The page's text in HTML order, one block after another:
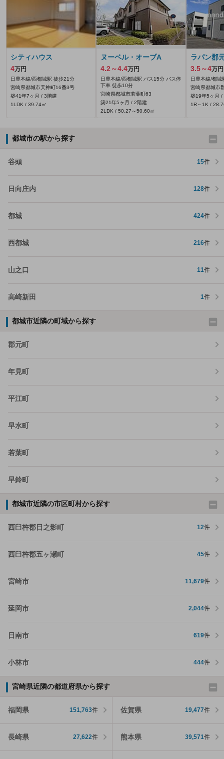
シティハウス
4万円
日豊本線/西都城駅 徒歩21分
宮崎県都城市天神町16番3号
築41年7ヶ月 / 3階建
1LDK / 39.74㎡
ヌーベル・オーブA
4.2～4.4万円
日豊本線/西都城駅 バス15分 バス停
下車 徒歩10分
宮崎県都城市若葉町63
築21年5ヶ月 / 2階建
2LDK / 50.27～50.60㎡
ラパン郡
3.5～4万円
日豊本線/都城
宮崎県都城市
築19年5ヶ月 /
1R～1K /
都城市の駅から探す
谷頭 15件
日向庄内 128件
都城 424件
西都城 216件
山之口 11件
高崎新田 1件
都城市近隣の町域から探す
郡元町
年見町
平江町
早水町
若葉町
早鈴町
都城市近隣の市区町村から探す
西臼杵郡日之影町 12件
西臼杵郡五ヶ瀬町 45件
宮崎市 11,679件
延岡市 2,044件
日南市 619件
小林市 444件
宮崎県近隣の都道府県から探す
福岡県 151,763件 佐賀県 19,477件
長崎県 27,622件 熊本県 39,571件